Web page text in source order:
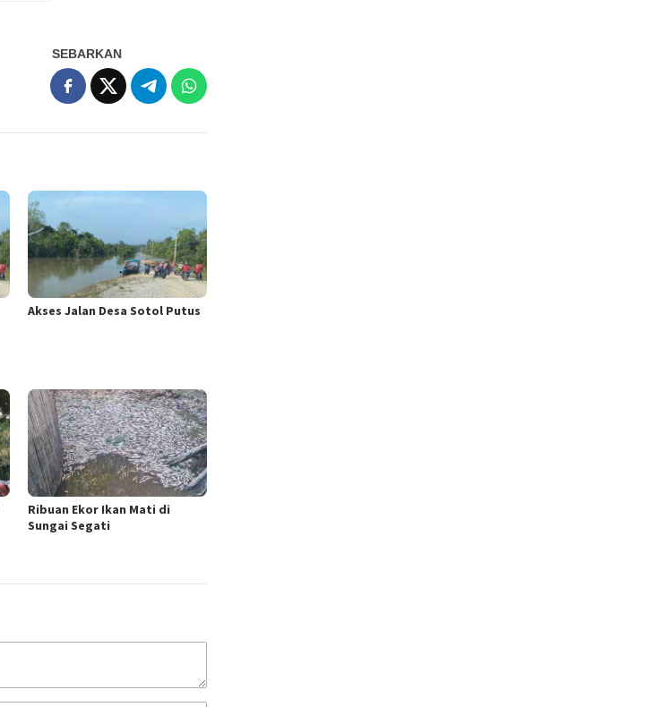
SEBARKAN
Akses Jalan Desa Sotol Putus
Ribuan Ekor Ikan Mati di
Sungai Segati